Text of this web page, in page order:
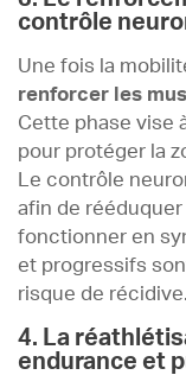
contrôle
Une fois la
renforcer les
Cette phase vise
pour protéger la
Le contrôle
afin de
fonctionner en
et progressifs
risque de récidive.
4. La
endurance et